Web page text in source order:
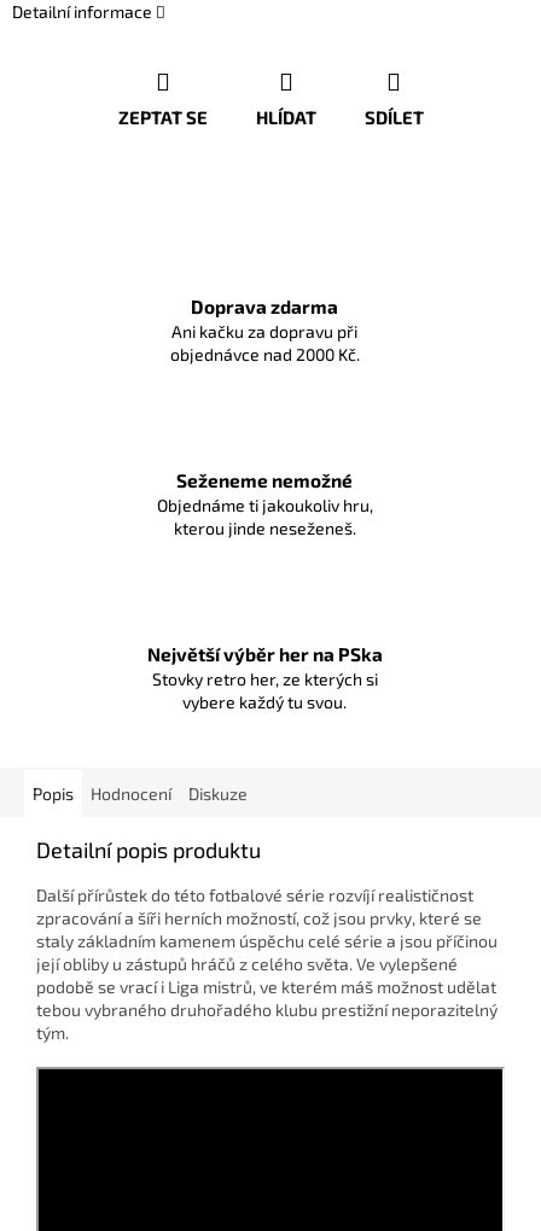
Detailní informace
ZEPTAT SE HLÍDAT SDÍLET
Doprava zdarma
Ani kačku za dopravu při
objednávce nad 2000 Kč.
Seženeme nemožné
Objednáme ti jakoukoliv hru,
kterou jinde neseženeš.
Největší výběr her na PSka
Stovky retro her, ze kterých si
vybere každý tu svou.
Popis Hodnocení Diskuze
Detailní popis produktu
Další přírůstek do této fotbalové série rozvíjí realističnost
zpracování a šíři herních možností, což jsou prvky, které se
staly základním kamenem úspěchu celé série a jsou příčinou
její obliby u zástupů hráčů z celého světa. Ve vylepšené
podobě se vrací i Liga mistrů, ve kterém máš možnost udělat
tebou vybraného druhořadého klubu prestižní neporazitelný
tým.